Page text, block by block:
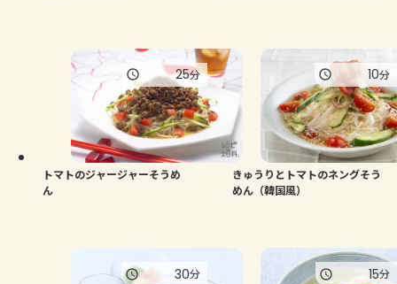
トマトのジャージャーそうめ
ん
25分
きゅうりとトマトのネングそう
めん（韓国風）
10分
30分 15分